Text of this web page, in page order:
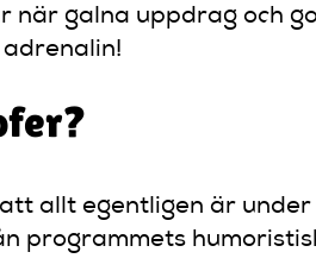
galna uppdrag och
adrenalin!
allt egentligen är
programmets